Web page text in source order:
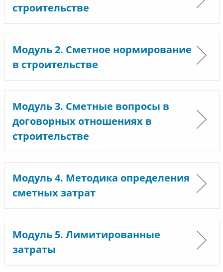
строительстве
Модуль 2. Сметное нормирование
в строительстве
Модуль 3. Сметные вопросы в
договорных отношениях в
строительстве
Модуль 4. Методика определения
сметных затрат
Модуль 5. Лимитированные
затраты